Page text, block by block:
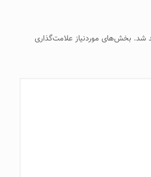
شد. بخش‌های موردنیاز علامت‌گذاری